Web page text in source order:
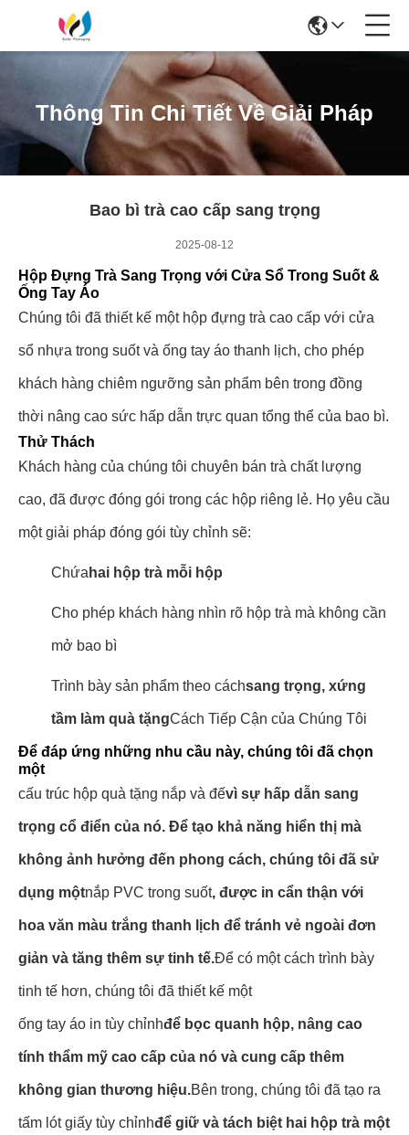
Thông Tin Chi Tiết Về Giải Pháp
Bao bì trà cao cấp sang trọng
2025-08-12
Hộp Đựng Trà Sang Trọng với Cửa Sổ Trong Suốt &
Ống Tay Áo
Chúng tôi đã thiết kế một hộp đựng trà cao cấp với cửa
sổ nhựa trong suốt và ống tay áo thanh lịch, cho phép
khách hàng chiêm ngưỡng sản phẩm bên trong đồng
thời nâng cao sức hấp dẫn trực quan tổng thể của bao bì.
Thử Thách
Khách hàng của chúng tôi chuyên bán trà chất lượng
cao, đã được đóng gói trong các hộp riêng lẻ. Họ yêu cầu
một giải pháp đóng gói tùy chỉnh sẽ:
Chứa hai hộp trà mỗi hộp
Cho phép khách hàng nhìn rõ hộp trà mà không cần
mở bao bì
Trình bày sản phẩm theo cáchsang trọng, xứng
tầm làm quà tặngCách Tiếp Cận của Chúng Tôi
Để đáp ứng những nhu cầu này, chúng tôi đã chọn
một
cấu trúc hộp quà tặng nắp và đếvì sự hấp dẫn sang
trọng cổ điển của nó. Để tạo khả năng hiển thị mà
không ảnh hưởng đến phong cách, chúng tôi đã sử
dụng mộtnắp PVC trong suốt, được in cẩn thận với
hoa văn màu trắng thanh lịch để tránh vẻ ngoài đơn
giản và tăng thêm sự tinh tế.Để có một cách trình bày
tinh tế hơn, chúng tôi đã thiết kế một
ống tay áo in tùy chỉnhđể bọc quanh hộp, nâng cao
tính thẩm mỹ cao cấp của nó và cung cấp thêm
không gian thương hiệu.Bên trong, chúng tôi đã tạo ra
tấm lót giấy tùy chỉnhđể giữ và tách biệt hai hộp trà một